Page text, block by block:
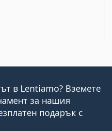
в Lentiamo? Вземете
за нашия
подарък с